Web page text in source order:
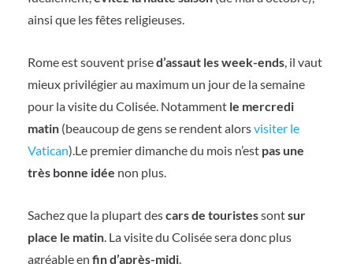
ainsi que les fêtes religieuses.
Rome est souvent prised’assaut les week-ends, il vaut
mieux privilégier au maximum un jour de la semaine
pour la visite du Colisée. Notamment le mercredi
matin (beaucoup de gens se rendent alorsvisiter le
Vatican).Le premier dimanche du mois n’est pas une
très bonne idée non plus.
Sachez que la plupart descars de touristessontsur
place le matin. La visite du Colisée sera donc plus
agréable en fin d’après-midi.